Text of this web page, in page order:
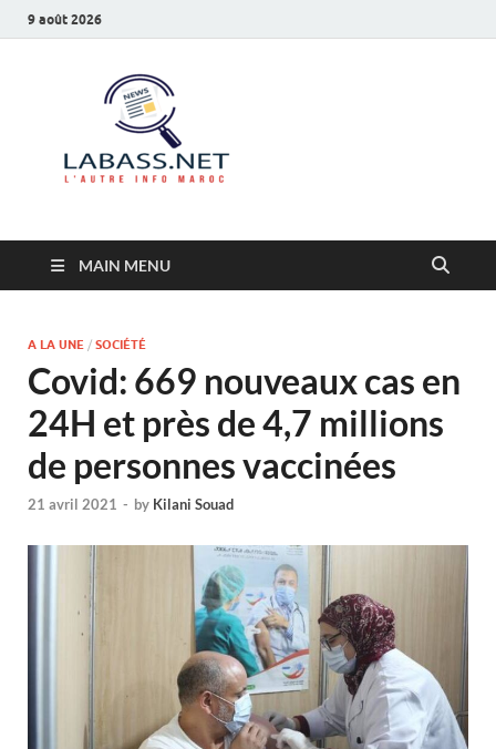
9 août 2026
MAIN MENU
A LA UNE / SOCIÉTÉ
Covid: 669 nouveaux cas en
24H et près de 4,7 millions
de personnes vaccinées
21 avril 2021 - by Kilani Souad